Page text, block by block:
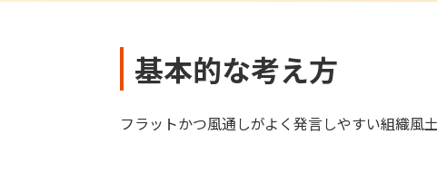
基本的な考え方
フラットかつ風通しがよく発言しやすい組織風